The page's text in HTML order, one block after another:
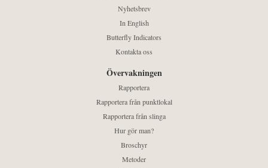
Nyhetsbrev
In English
Butterfly Indicators
Kontakta oss
Övervakningen
Rapportera
Rapportera från punktlokal
Rapportera från slinga
Hur gör man?
Broschyr
Metoder